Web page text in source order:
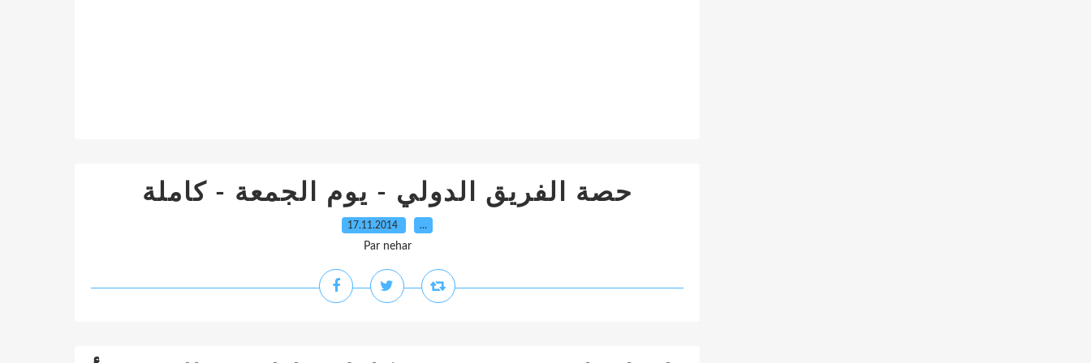
حصة الفريق الدولي - يوم الجمعة - كاملة
17.11.2014 …
Par nehar